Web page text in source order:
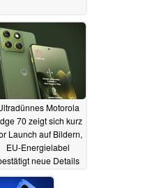
Motorola
70 zeigt sich kurz
Launch auf Bildern,
EU-Energielabel
neue Details
28.10.2025